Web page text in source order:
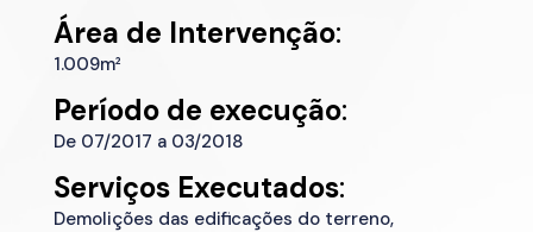
Área de Intervenção:
1.009m²
Período de execução:
De 07/2017 a 03/2018
Serviços Executados:
Demolições das edificações do terreno,